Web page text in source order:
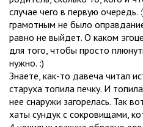
случае чего в первую
грамотным не было
равно не выйдет. О каком
для того, чтобы просто
нужно. :)
Знаете, как-то давеча читал
старуха топила печку. И
нее снаружи загорелась. Так
хаты сундук с сокровищами,